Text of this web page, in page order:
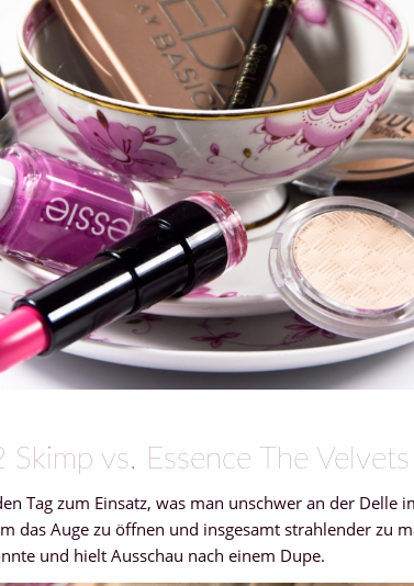
Skimp vs. Essence The
Tag zum Einsatz, was man unschwer an der Delle
das Auge zu öffnen und insgesamt strahlender zu
und hielt Ausschau nach einem Dupe.